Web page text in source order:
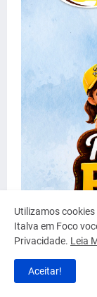
Utilizamos
Italva em Foco
Privacidade. Leia
Aceitar!